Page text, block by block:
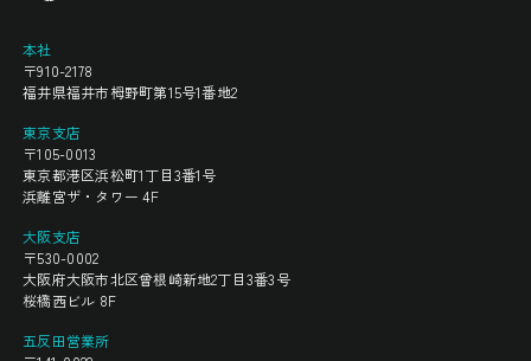
本社
〒910-2178
福井県福井市栂野町第15号1番地2
東京支店
〒105-0013
東京都港区浜松町1丁目3番1号
浜離宮ザ・タワー 4F
大阪支店
〒530-0002
大阪府大阪市北区曾根崎新地2丁目3番3号
桜橋西ビル 8F
五反田営業所